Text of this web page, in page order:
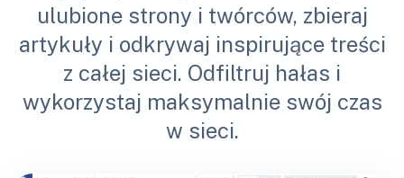
ulubione strony i twórców, zbieraj
artykuły i odkrywaj inspirujące treści
z całej sieci. Odfiltruj hałas i
wykorzystaj maksymalnie swój czas
w sieci.